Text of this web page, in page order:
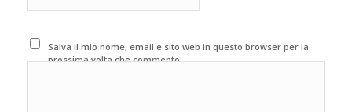
Salva il mio nome, email e sito web in questo browser per la
prossima volta che commento.